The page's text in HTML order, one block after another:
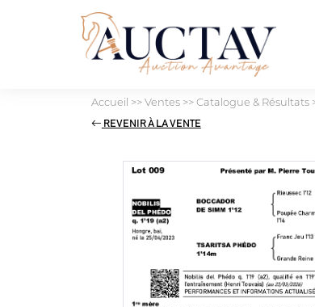
Accueil >>Ventes>>Catalogue & Résultats
REVENIR À LA VENTE